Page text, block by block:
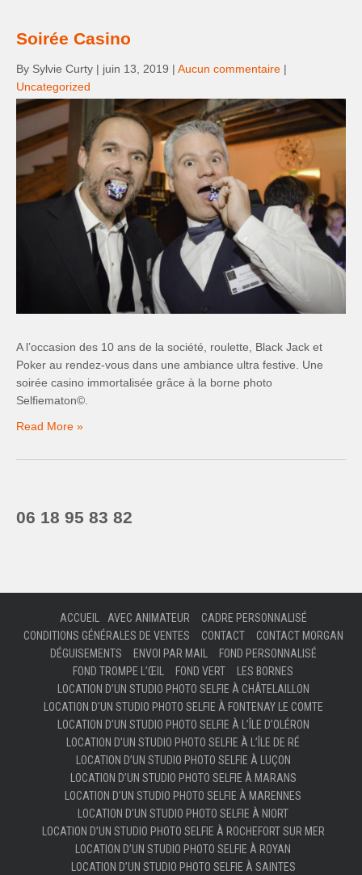
Soirée Casino
By Sylvie Curty | juin 13, 2019 | Aucun commentaire |
Uncategorized
A l’occasion des 10 ans de la société, roulette, Black Jack et
Poker au rendez-vous dans une ambiance ultra festive. Une
soirée casino immortalisée grâce à la borne photo
Selfiematon©.
Read More »
06 18 95 83 82
ACCUEIL AVEC ANIMATEUR
CADRE PERSONNALISÉ
CONDITIONS GÉNÉRALES DE VENTES
CONTACT
CONTACT MORGAN
DÉGUISEMENTS
ENVOI PAR MAIL
FOND PERSONNALISÉ
FOND TROMPE L’ŒIL
FOND VERT
LES BORNES
LOCATION D’UN STUDIO PHOTO SELFIE À CHÂTELAILLON
LOCATION D’UN STUDIO PHOTO SELFIE À FONTENAY LE COMTE
LOCATION D’UN STUDIO PHOTO SELFIE À L’ÎLE D’OLÉRON
LOCATION D’UN STUDIO PHOTO SELFIE À L’ÎLE DE RÉ
LOCATION D’UN STUDIO PHOTO SELFIE À LUÇON
LOCATION D’UN STUDIO PHOTO SELFIE À MARANS
LOCATION D’UN STUDIO PHOTO SELFIE À MARENNES
LOCATION D’UN STUDIO PHOTO SELFIE À NIORT
LOCATION D’UN STUDIO PHOTO SELFIE À ROCHEFORT SUR MER
LOCATION D’UN STUDIO PHOTO SELFIE À ROYAN
LOCATION D’UN STUDIO PHOTO SELFIE À SAINTES